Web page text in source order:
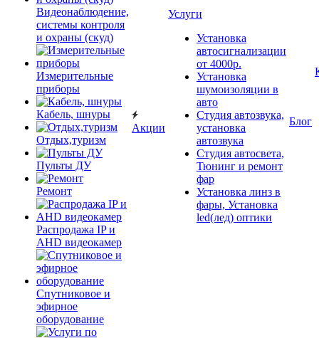
Видеонаблюдение,
системы контроля
и охраны (скуд)
Измерительные
приборы
Кабель, шнуры
Отдых,туризм
Пульты ДУ
Ремонт
Распродажа IP и
AHD видеокамер
Спутниковое и
эфирное
оборудование
Акции
Услуги
Установка
автосигнализации
от 4000р.
Установка
шумоизоляции в
авто
Студия автозвука,
установка
автозвука
Студия автосвета,
Тюнинг и ремонт
фар
Установка линз в
фары, Установка
led(лед) оптики
Блог